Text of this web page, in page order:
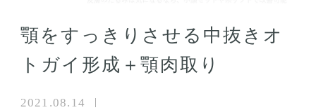
顎をすっきりさせる中抜きオ
トガイ形成＋顎肉取り
2021.08.14